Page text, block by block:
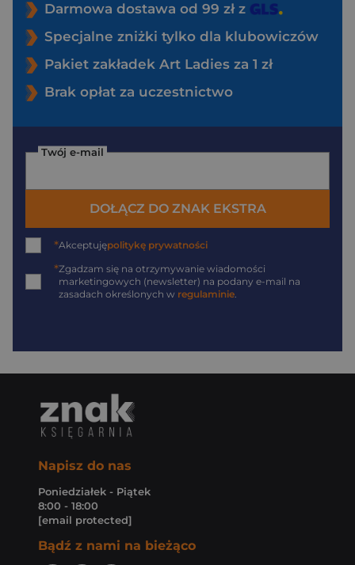
Darmowa dostawa od 99 zł z
Specjalne zniżki tylko dla klubowiczów
Pakiet zakładek Art Ladies za 1 zł
Brak opłat za uczestnictwo
Twój e-mail
DOŁĄCZ DO ZNAK EKSTRA
*Akceptujępolitykę prywatności
*Zgadzam się na otrzymywanie wiadomości
marketingowych (newsletter) na podany e-mail na
zasadach określonych w regulaminie.
Napisz do nas
Poniedziałek - Piątek
8:00 - 18:00
[email protected]
Bądź z nami na bieżąco